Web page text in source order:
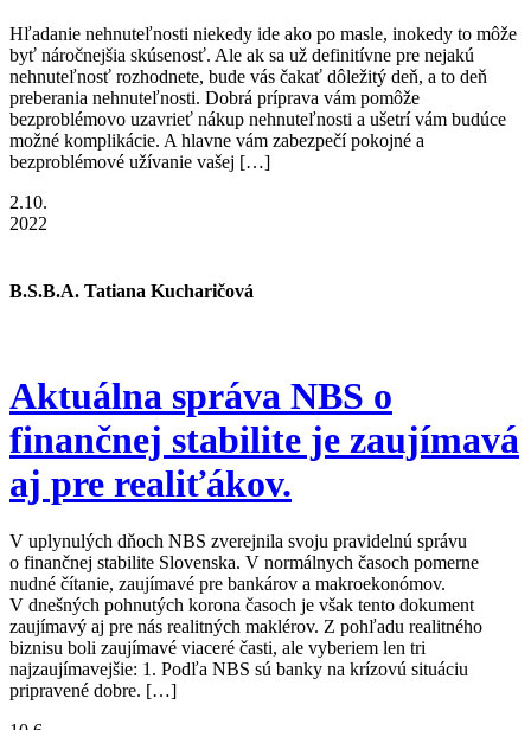
Hľadanie nehnuteľnosti niekedy ide ako po masle, inokedy to môže
byť náročnejšia skúsenosť. Ale ak sa už definitívne pre nejakú
nehnuteľnosť rozhodnete, bude vás čakať dôležitý deň, a to deň
preberania nehnuteľnosti. Dobrá príprava vám pomôže
bezproblémovo uzavrieť nákup nehnuteľnosti a ušetrí vám budúce
možné komplikácie. A hlavne vám zabezpečí pokojné a
bezproblémové užívanie vašej […]
2.10.
2022
B.S.B.A. Tatiana Kucharičová
Aktuálna správa NBS o
finančnej stabilite je zaujímavá
aj pre realiťákov.
V uplynulých dňoch NBS zverejnila svoju pravidelnú správu
o finančnej stabilite Slovenska. V normálnych časoch pomerne
nudné čítanie, zaujímavé pre bankárov a makroekonómov.
V dnešných pohnutých korona časoch je však tento dokument
zaujímavý aj pre nás realitných maklérov. Z pohľadu realitného
biznisu boli zaujímavé viaceré časti, ale vyberiem len tri
najzaujímavejšie: 1. Podľa NBS sú banky na krízovú situáciu
pripravené dobre. […]